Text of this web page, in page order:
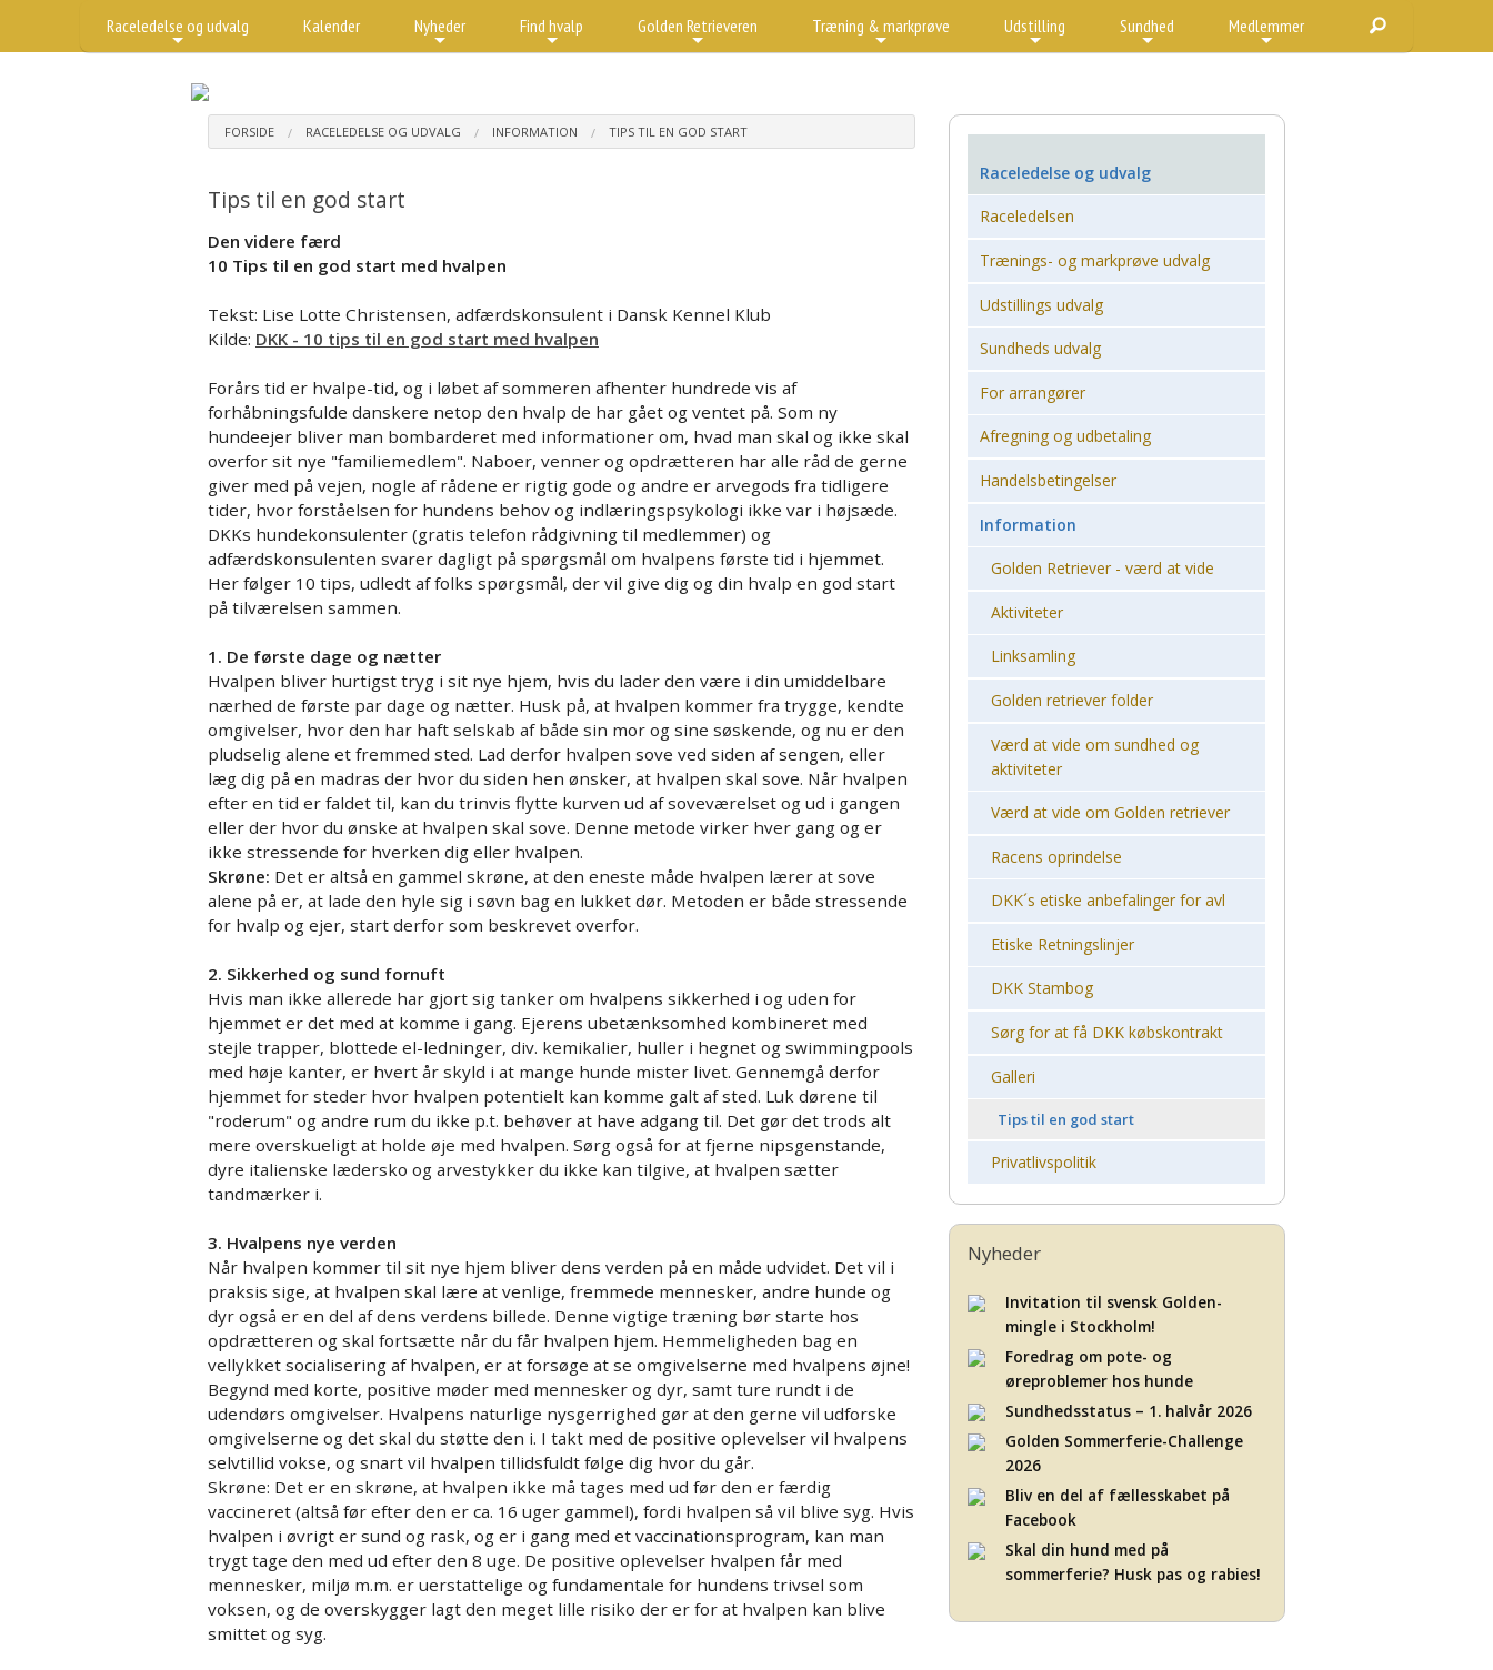
Raceledelse og udvalg Kalender Nyheder Find hvalp Golden Retrieveren Træning & markprøve Udstilling Sundhed Medlemmer
FORSIDE RACELEDELSE OG UDVALG INFORMATION TIPS TIL EN GOD START
Tips til en god start
Den videre færd
10 Tips til en god start med hvalpen
Tekst: Lise Lotte Christensen, adfærdskonsulent i Dansk Kennel Klub
Kilde: DKK - 10 tips til en god start med hvalpen
Forårs tid er hvalpe-tid, og i løbet af sommeren afhenter hundrede vis af
forhåbningsfulde danskere netop den hvalp de har gået og ventet på. Som ny
hundeejer bliver man bombarderet med informationer om, hvad man skal og ikke skal
overfor sit nye "familiemedlem". Naboer, venner og opdrætteren har alle råd de gerne
giver med på vejen, nogle af rådene er rigtig gode og andre er arvegods fra tidligere
tider, hvor forståelsen for hundens behov og indlæringspsykologi ikke var i højsæde.
DKKs hundekonsulenter (gratis telefon rådgivning til medlemmer) og
adfærdskonsulenten svarer dagligt på spørgsmål om hvalpens første tid i hjemmet.
Her følger 10 tips, udledt af folks spørgsmål, der vil give dig og din hvalp en god start
på tilværelsen sammen.
1. De første dage og nætter
Hvalpen bliver hurtigst tryg i sit nye hjem, hvis du lader den være i din umiddelbare
nærhed de første par dage og nætter. Husk på, at hvalpen kommer fra trygge, kendte
omgivelser, hvor den har haft selskab af både sin mor og sine søskende, og nu er den
pludselig alene et fremmed sted. Lad derfor hvalpen sove ved siden af sengen, eller
læg dig på en madras der hvor du siden hen ønsker, at hvalpen skal sove. Når hvalpen
efter en tid er faldet til, kan du trinvis flytte kurven ud af soveværelset og ud i gangen
eller der hvor du ønske at hvalpen skal sove. Denne metode virker hver gang og er
ikke stressende for hverken dig eller hvalpen.
Skrøne: Det er altså en gammel skrøne, at den eneste måde hvalpen lærer at sove
alene på er, at lade den hyle sig i søvn bag en lukket dør. Metoden er både stressende
for hvalp og ejer, start derfor som beskrevet overfor.
2. Sikkerhed og sund fornuft
Hvis man ikke allerede har gjort sig tanker om hvalpens sikkerhed i og uden for
hjemmet er det med at komme i gang. Ejerens ubetænksomhed kombineret med
stejle trapper, blottede el-ledninger, div. kemikalier, huller i hegnet og swimmingpools
med høje kanter, er hvert år skyld i at mange hunde mister livet. Gennemgå derfor
hjemmet for steder hvor hvalpen potentielt kan komme galt af sted. Luk dørene til
"roderum" og andre rum du ikke p.t. behøver at have adgang til. Det gør det trods alt
mere overskueligt at holde øje med hvalpen. Sørg også for at fjerne nipsgenstande,
dyre italienske lædersko og arvestykker du ikke kan tilgive, at hvalpen sætter
tandmærker i.
3. Hvalpens nye verden
Når hvalpen kommer til sit nye hjem bliver dens verden på en måde udvidet. Det vil i
praksis sige, at hvalpen skal lære at venlige, fremmede mennesker, andre hunde og
dyr også er en del af dens verdens billede. Denne vigtige træning bør starte hos
opdrætteren og skal fortsætte når du får hvalpen hjem. Hemmeligheden bag en
vellykket socialisering af hvalpen, er at forsøge at se omgivelserne med hvalpens øjne!
Begynd med korte, positive møder med mennesker og dyr, samt ture rundt i de
udendørs omgivelser. Hvalpens naturlige nysgerrighed gør at den gerne vil udforske
omgivelserne og det skal du støtte den i. I takt med de positive oplevelser vil hvalpens
selvtillid vokse, og snart vil hvalpen tillidsfuldt følge dig hvor du går.
Skrøne: Det er en skrøne, at hvalpen ikke må tages med ud før den er færdig
vaccineret (altså før efter den er ca. 16 uger gammel), fordi hvalpen så vil blive syg. Hvis
hvalpen i øvrigt er sund og rask, og er i gang med et vaccinationsprogram, kan man
trygt tage den med ud efter den 8 uge. De positive oplevelser hvalpen får med
mennesker, miljø m.m. er uerstattelige og fundamentale for hundens trivsel som
voksen, og de overskygger lagt den meget lille risiko der er for at hvalpen kan blive
smittet og syg.
Raceledelse og udvalg
Raceledelsen
Trænings- og markprøve udvalg
Udstillings udvalg
Sundheds udvalg
For arrangører
Afregning og udbetaling
Handelsbetingelser
Information
Golden Retriever - værd at vide
Aktiviteter
Linksamling
Golden retriever folder
Værd at vide om sundhed og
aktiviteter
Værd at vide om Golden retriever
Racens oprindelse
DKK´s etiske anbefalinger for avl
Etiske Retningslinjer
DKK Stambog
Sørg for at få DKK købskontrakt
Galleri
Tips til en god start
Privatlivspolitik
Nyheder
Invitation til svensk Golden-
mingle i Stockholm!
Foredrag om pote- og
øreproblemer hos hunde
Sundhedsstatus – 1. halvår 2026
Golden Sommerferie-Challenge
2026
Bliv en del af fællesskabet på
Facebook
Skal din hund med på
sommerferie? Husk pas og rabies!